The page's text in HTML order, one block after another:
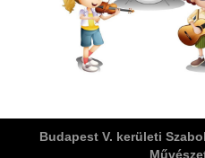
Területi Válogatója
Budapest V. kerületi